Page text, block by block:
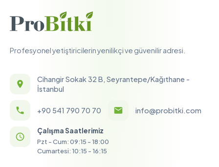
Profesyonel yetiştiricilerin yenilikçi ve güvenilir adresi.
Cihangir Sokak 32 B, Seyrantepe/Kağıthane -
İstanbul
+90 541 790 70 70 info@probitki.com
Çalışma Saatlerimiz
Pzt - Cum: 09:15 - 18:00
Cumartesi: 10:15 - 16:15